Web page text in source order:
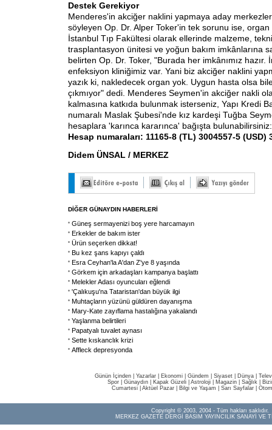
Destek Gerekiyor
Menderes'in akciğer naklini yapmaya aday
söyleyen Op. Dr. Alper Toker'in tek sorunu ise, organ
İstanbul Tıp Fakültesi olarak ellerinde malzeme,
trasplantasyon ünitesi ve yoğun bakım imkânlarına
belirten Op. Dr. Toker, "Burada her imkânımız hazır.
enfeksiyon kliniğimiz var. Yani biz akciğer naklini
yazık ki, nakledecek organ yok. Uygun hasta olsa
çıkmıyor" dedi. Menderes Seymen'in akciğer nakli
kalmasına katkıda bulunmak isterseniz, Yapı Kredi
numaralı Maslak Şubesi'nde kız kardeşi Tuğba
hesaplara 'karınca kararınca' bağışta bulunabilirsiniz:
Hesap numaraları: 11165-8 (TL) 3004557-5 (USD)
Didem ÜNSAL / MERKEZ
DİĞER GÜNAYDIN HABERLERİ
Güneş sermayenizi boş yere harcamayın
Erkekler de bakım ister
Ürün seçerken dikkat!
Bu kez şans kapıyı çaldı
Esra Ceyhan'la A'dan Z'ye 8 yaşında
Görkem için arkadaşları kampanya başlattı
Melekler Adası oyuncuları eğlendi
'Çalıkuşu'na Tataristan'dan büyük ilgi
Muhtaçların yüzünü güldüren dayanışma
Mary-Kate zayıflama hastalığına yakalandı
Yaşlanma belirtileri
Papatyalı tuvalet aynası
Sette kıskanclık krizi
Affleck depresyonda
Günün İçinden Yazarlar Ekonomi Gündem Siyaset Dünya |
Spor
Günaydın Kapak Güzeli Astroloji Magazin Sağlık
Cumartesi
Aktüel Pazar Bilgi ve Yaşam Sarı Sayfalar
Copyright © 2003, 2004 - Tüm hakları saklıdır.
MERKEZ GAZETE DERGİ BASIM YAYINCILIK SANAYİ VE